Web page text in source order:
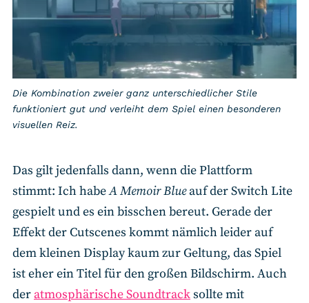
Die Kombination zweier ganz unterschiedlicher Stile
funktioniert gut und verleiht dem Spiel einen besonderen
visuellen Reiz.
Das gilt jedenfalls dann, wenn die Plattform
stimmt: Ich habeA Memoir Blueauf der Switch Lite
gespielt und es ein bisschen bereut. Gerade der
Effekt der Cutscenes kommt nämlich leider auf
dem kleinen Display kaum zur Geltung, das Spiel
ist eher ein Titel für den großen Bildschirm. Auch
der atmosphärische Soundtracksollte mit